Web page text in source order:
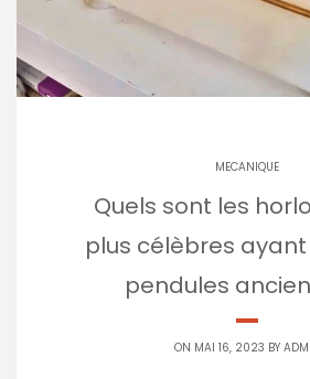
MECANIQUE
Quels sont les
plus célèbres
pendules
ON MAI 16, 2023 BY